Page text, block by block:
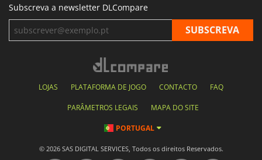
Subscreva a newsletter DLCompare
LOJAS PLATAFORMA DE JOGO CONTACTO FAQ
PARÂMETROS LEGAIS MAPA DO SITE
PORTUGAL
© 2026 SAS DIGITAL SERVICES, Todos os direitos Reservados.